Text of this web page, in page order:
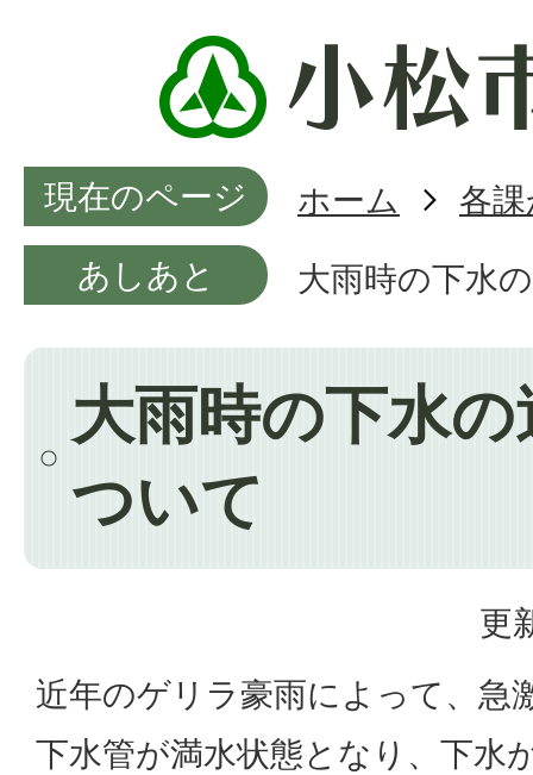
現在のページ ホーム
各
あしあと
大雨時の下水
大雨時の下水
ついて
更
近年のゲリラ豪雨によって、急
下水管が満水状態となり、下水